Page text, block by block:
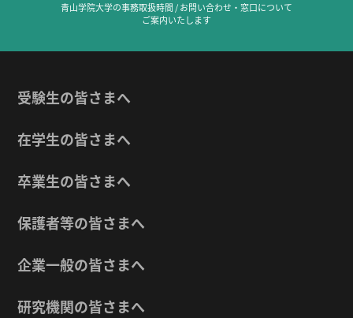
青山学院大学の事務取扱時間 / お問い合わせ・窓口について
ご案内いたします
受験生の皆さまへ
在学生の皆さまへ
卒業生の皆さまへ
保護者等の皆さまへ
企業一般の皆さまへ
研究機関の皆さまへ